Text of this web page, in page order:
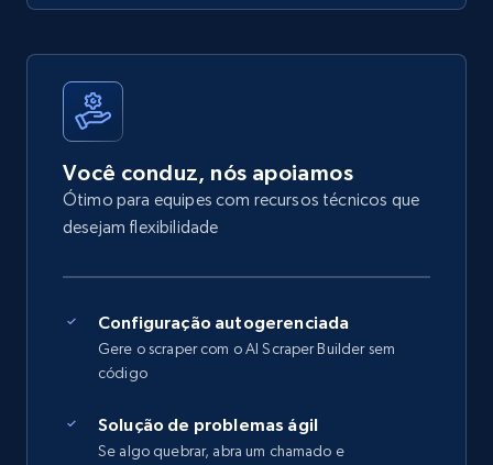
Você conduz, nós apoiamos
Ótimo para equipes com recursos técnicos que
desejam flexibilidade
Configuração autogerenciada
Gere o scraper com o AI Scraper Builder sem
código
Solução de problemas ágil
Se algo quebrar, abra um chamado e